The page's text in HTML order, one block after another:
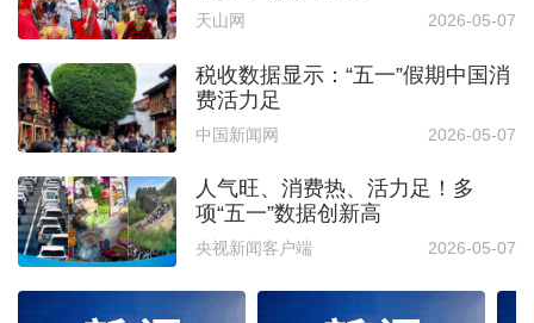
天山网 2026-05-07
税收数据显示：“五一”假期中国消
费活力足
中国新闻网 2026-05-07
人气旺、消费热、活力足！多
项“五一”数据创新高
央视新闻客户端 2026-05-07